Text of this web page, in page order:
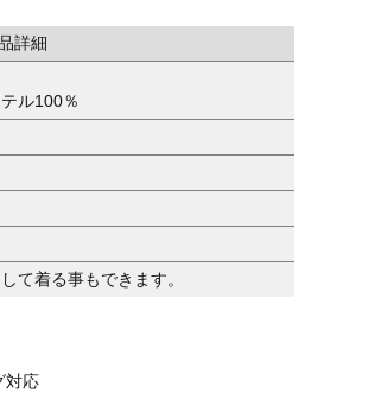
詳細
ル100％
て着る事もできます。
対応